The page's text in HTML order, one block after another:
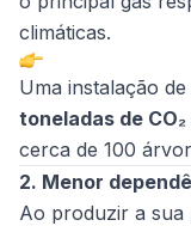
climáticas.
Uma instalação
toneladas de
cerca de 100
2. Menor
Ao produzir a